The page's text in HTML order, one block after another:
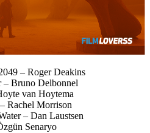
– Roger Deakins
– Bruno Delbonnel
van Hoytema
Rachel Morrison
– Dan Laustsen
Senaryo